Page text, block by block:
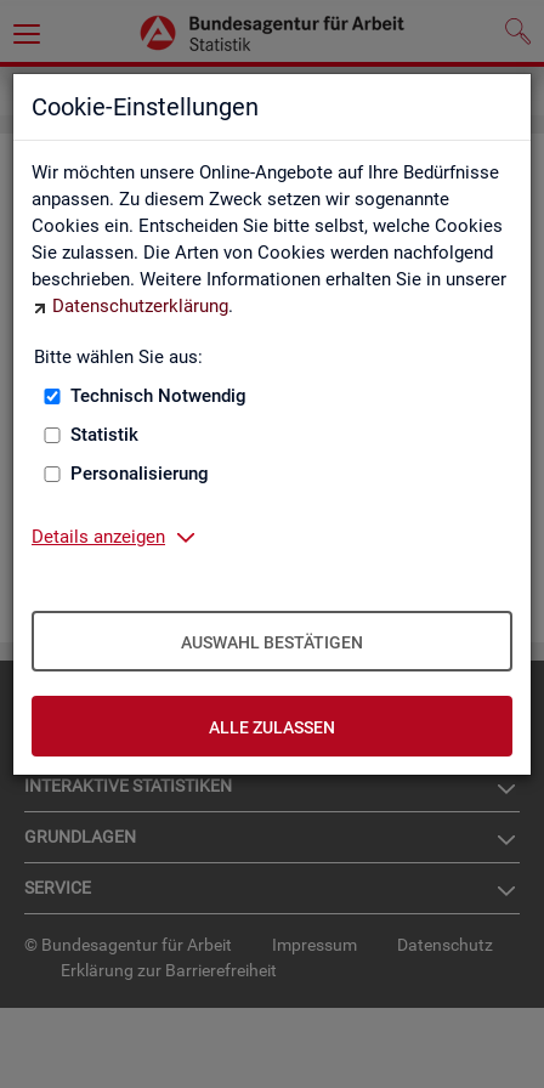
Cookie-Einstellungen
Wir möchten unsere Online-Angebote auf Ihre Bedürfnisse
anpassen. Zu diesem Zweck setzen wir sogenannte
Cookies ein. Entscheiden Sie bitte selbst, welche Cookies
Sie zulassen. Die Arten von Cookies werden nachfolgend
beschrieben. Weitere Informationen erhalten Sie in unserer
Datenschutzerklärung.
Bitte wählen Sie aus:
Technisch Notwendig
Statistik
Personalisierung
Details anzeigen
AUSWAHL BESTÄTIGEN
ALLE ZULASSEN
News­let­ter Sta­tis­tik und Ar­beits­
markt­be­richt­erstat­tung der BA
Mit dem mo­nat­li­chen News­let­ter in­for­mie­ren wir Sie über
ver­schie­de­ne The­men und ak­tu­el­le Ent­wick­lun­gen.
ak­tu­el­le Be­rich­te, wie z. B. den Mo­nats­be­richt und den BA-
neue Ver­öf­fent­li­chun­gen,
Son­der­be­rich­te,
an­de­re Neu­ig­kei­ten aus der Sta­tis­tik.
Die­ser Ser­vice ist selbst­ver­ständ­lich kos­ten­los.
IN­TER­AK­TI­VE STA­TIS­TI­KEN
GRUND­LA­GEN
SER­VICE
© Bundesagentur für Arbeit Impressum
Datenschutz
Erklärung zur Barrierefreiheit